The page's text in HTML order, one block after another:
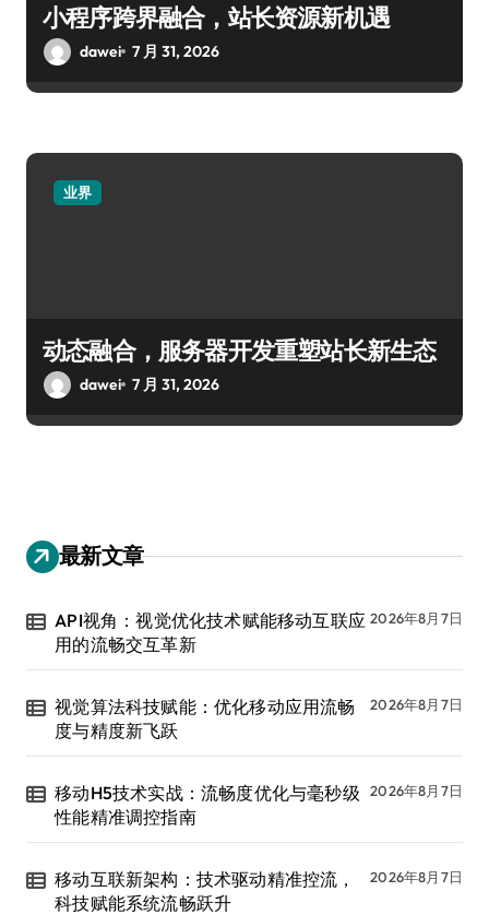
小程序跨界融合，站长资源新机遇
dawei 7 月 31, 2026
业界
动态融合，服务器开发重塑站长新生态
dawei 7 月 31, 2026
最新文章
API视角：视觉优化技术赋能移动互联应
用的流畅交互革新
2026年8月7日
视觉算法科技赋能：优化移动应用流畅
度与精度新飞跃
2026年8月7日
移动H5技术实战：流畅度优化与毫秒级
性能精准调控指南
2026年8月7日
移动互联新架构：技术驱动精准控流，
科技赋能系统流畅跃升
2026年8月7日